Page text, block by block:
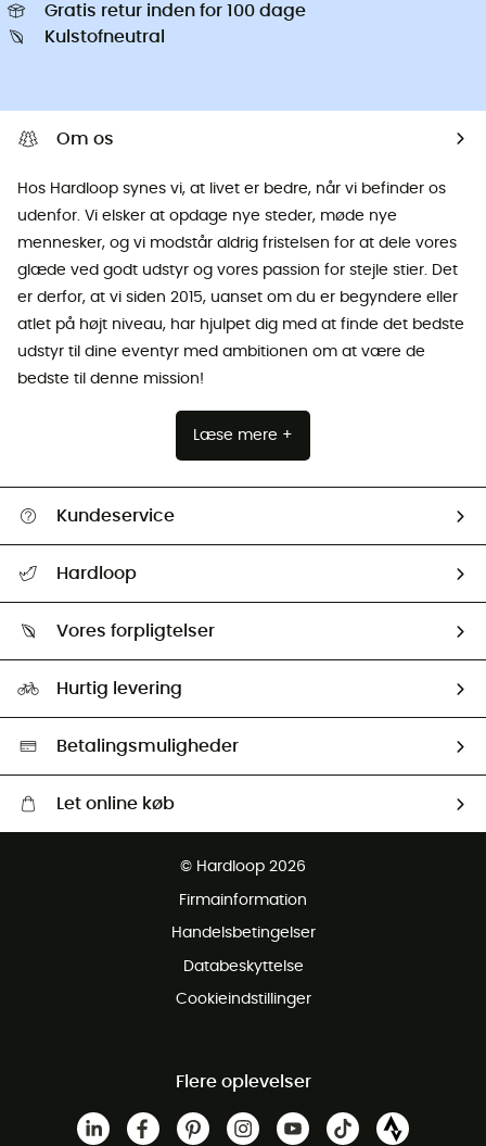
Gratis retur inden for 100 dage
Kulstofneutral
Om os
Hos Hardloop synes vi, at livet er bedre, når vi befinder os
udenfor. Vi elsker at opdage nye steder, møde nye
mennesker, og vi modstår aldrig fristelsen for at dele vores
glæde ved godt udstyr og vores passion for stejle stier. Det
er derfor, at vi siden 2015, uanset om du er begyndere eller
atlet på højt niveau, har hjulpet dig med at finde det bedste
udstyr til dine eventyr med ambitionen om at være de
bedste til denne mission!
Læse mere +
Kundeservice
Returnering & Tilbagebetaling
Hardloop
Our ambassadors
Vores forpligtelser
HardGreen Udvalg
Hurtig levering
Betalingsmuligheder
Let online køb
© Hardloop 2026
Firmainformation
Handelsbetingelser
Databeskyttelse
Cookieindstillinger
Flere oplevelser